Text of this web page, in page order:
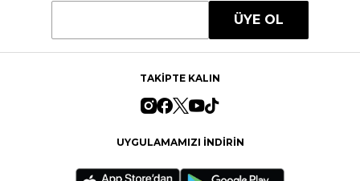
ÜYE OL
TAKİPTE KALIN
UYGULAMAMIZI İNDİRİN